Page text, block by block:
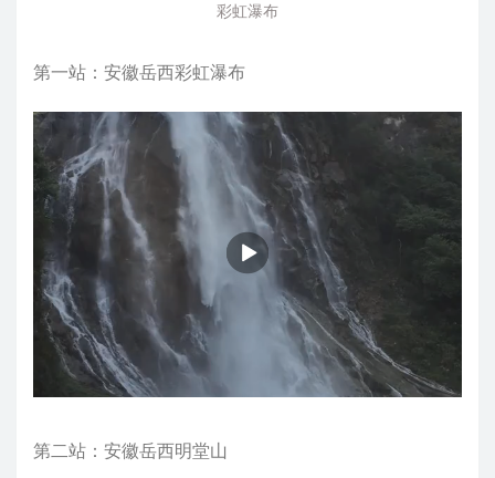
彩虹瀑布
第一站：安徽岳西彩虹瀑布
第二站：安徽岳西明堂山